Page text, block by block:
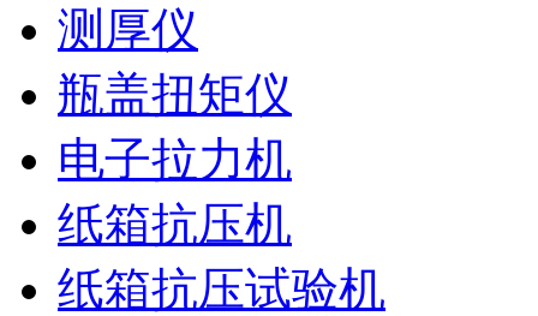
测厚仪
瓶盖扭矩仪
电子拉力机
纸箱抗压机
纸箱抗压试验机